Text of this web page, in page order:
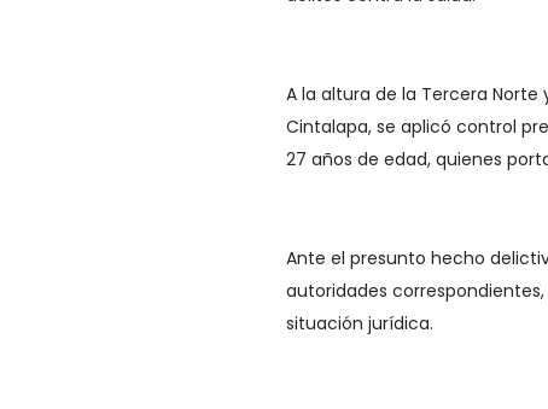
A la altura de la Tercera
Cintalapa, se aplicó control
27 años de edad, quienes
Ante el presunto hecho
autoridades
situación jurídica.